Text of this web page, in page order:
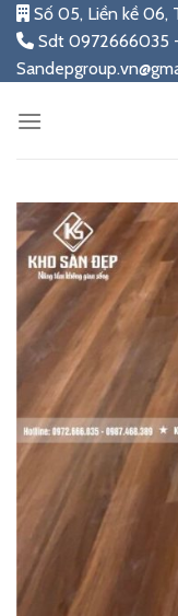
Skip
content
Số 05, Liền kề 06,
Sdt 0972666035